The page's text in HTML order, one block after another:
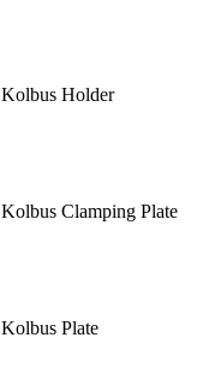
Kolbus Holder
Kolbus Clamping Plate
Kolbus Plate